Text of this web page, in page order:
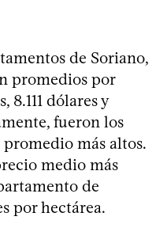
de Soriano,
promedios por
8.111 dólares y
fueron los
más altos.
medio más
de
por hectárea.